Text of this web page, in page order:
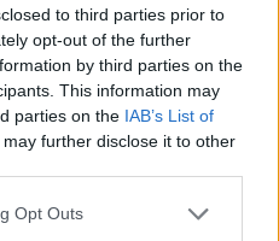
to third parties prior to
opt-out of the further
by third parties on the
This information may
parties on the IAB’s List of
may further disclose it to other
uses one or more Google
Opt Outs
Ha eltelik egy év,
legtöbben megállunk
és számot vetünk az
elmúlt időszakkal – így
teszünk a Szol24-nél is.
szerkesztőségünk,